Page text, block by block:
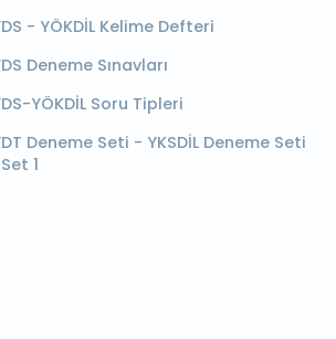
- YÖKDİL Kelime Defteri
Deneme Sınavları
YÖKDİL Soru Tipleri
Deneme Seti - YKSDİL Deneme Seti
1